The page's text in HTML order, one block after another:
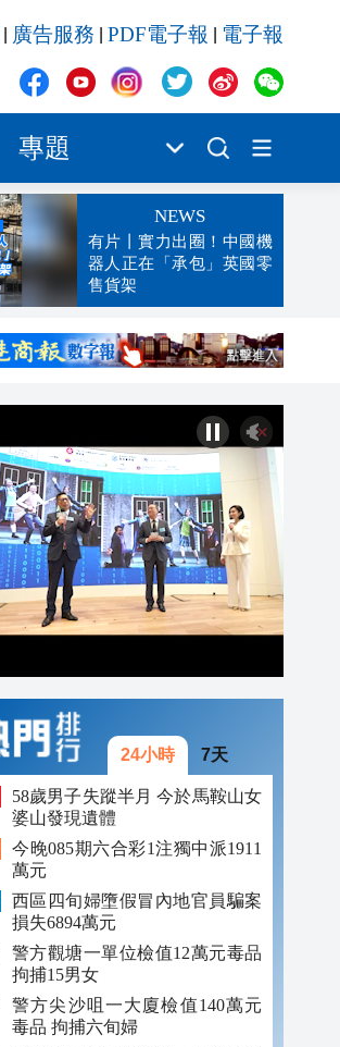
廣告服務 PDF電子報 電子報
專題
NEWS
有片丨實力出圈！中國機
器人正在「承包」英國零
售貨架
24小時 7天
58歲男子失蹤半月 今於馬鞍山女
婆山發現遺體
今晚085期六合彩1注獨中派1911
萬元
西區四旬婦墮假冒內地官員騙案
損失6894萬元
警方觀塘一單位檢值12萬元毒品
拘捕15男女
警方尖沙咀一大廈檢值140萬元
毒品 拘捕六旬婦